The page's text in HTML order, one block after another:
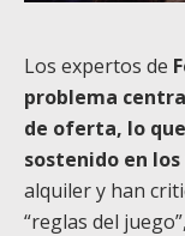
Los expertos de
problema
de oferta, lo
sostenido en
alquiler y han
“reglas del